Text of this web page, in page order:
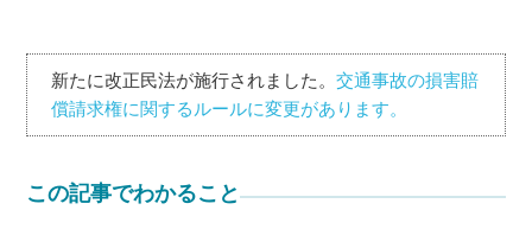
新たに改正民法が施行されました。交通事故の損害賠
償請求権に関するルールに変更があります。
この記事でわかること